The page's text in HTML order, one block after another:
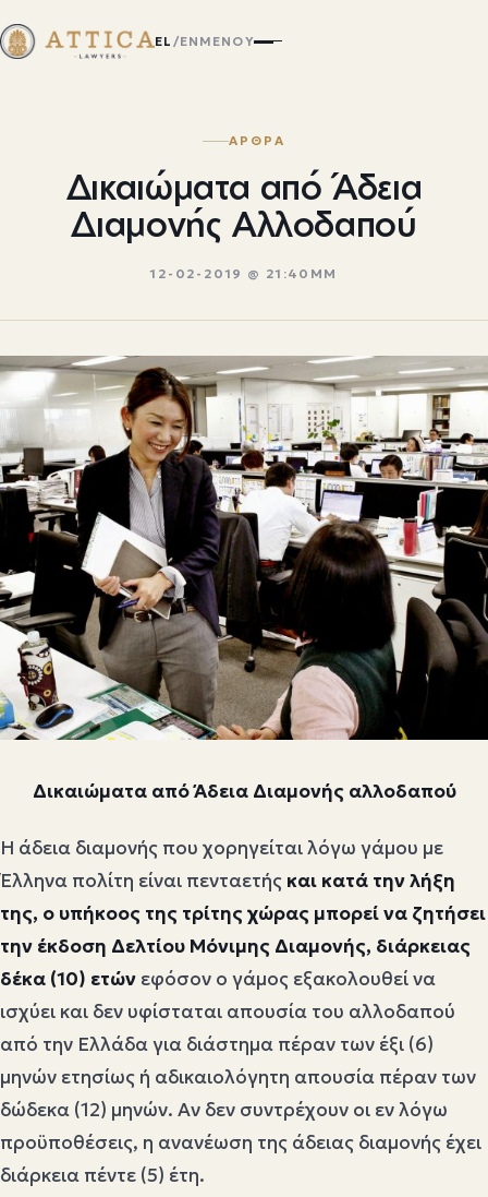
EL /EN ΜΕΝΟΎ
ΑΡΘΡΑ
Δικαιώματα από Άδεια
Διαμονής Αλλοδαπού
12-02-2019 @ 21:40ΜΜ
Δικαιώματα από Άδεια Διαμονής αλλοδαπού
Η άδεια διαμονής που χορηγείται λόγω γάμου με
Έλληνα πολίτη είναι πενταετής και κατά την λήξη
της, ο υπήκοος της τρίτης χώρας μπορεί να ζητήσει
την έκδοση Δελτίου Μόνιμης Διαμονής, διάρκειας
δέκα (10) ετών εφόσον ο γάμος εξακολουθεί να
ισχύει και δεν υφίσταται απουσία του αλλοδαπού
από την Ελλάδα για διάστημα πέραν των έξι (6)
μηνών ετησίως ή αδικαιολόγητη απουσία πέραν των
δώδεκα (12) μηνών. Αν δεν συντρέχουν οι εν λόγω
προϋποθέσεις, η ανανέωση της άδειας διαμονής έχει
διάρκεια πέντε (5) έτη.